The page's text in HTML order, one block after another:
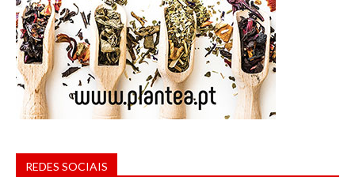
REDES SOCIAIS